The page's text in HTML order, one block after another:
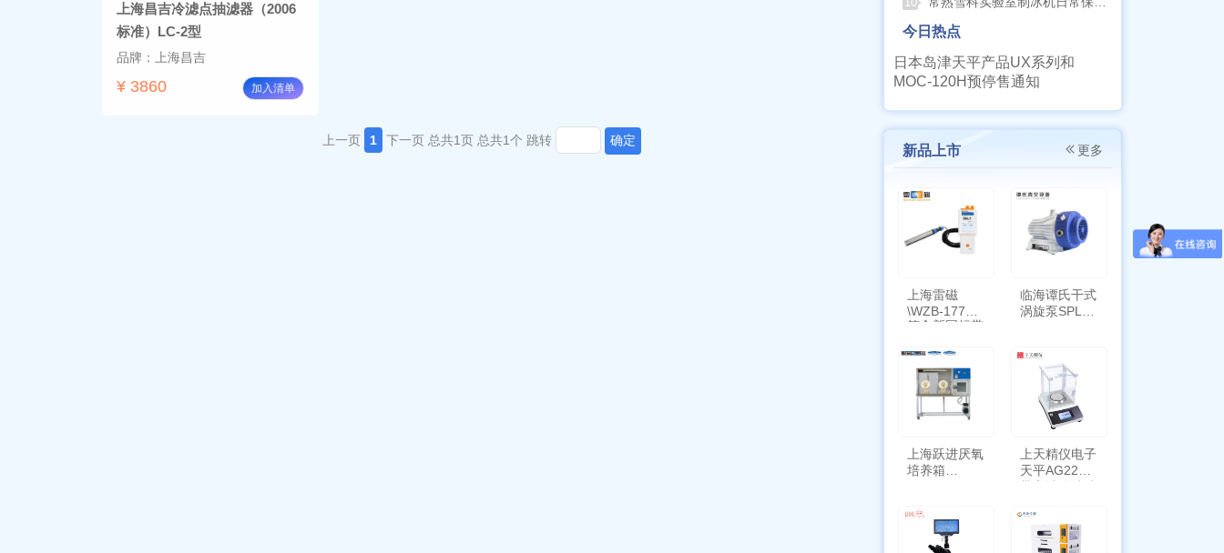
上海昌吉冷滤点抽滤器（2006
标准）LC-2型
品牌：上海昌吉
¥ 3860 加入清单
上一页 1 下一页 总共1页 总共1个 跳转 确定
今日热点
日本岛津天平产品UX系列和
MOC-120H预停售通知
新品上市 更多
上海雷磁
\WZB-177Y
符合新国标带
临海谭氏干式
涡旋泵SPL-
上海跃进厌氧
培养箱
上天精仪电子
天平AG2255